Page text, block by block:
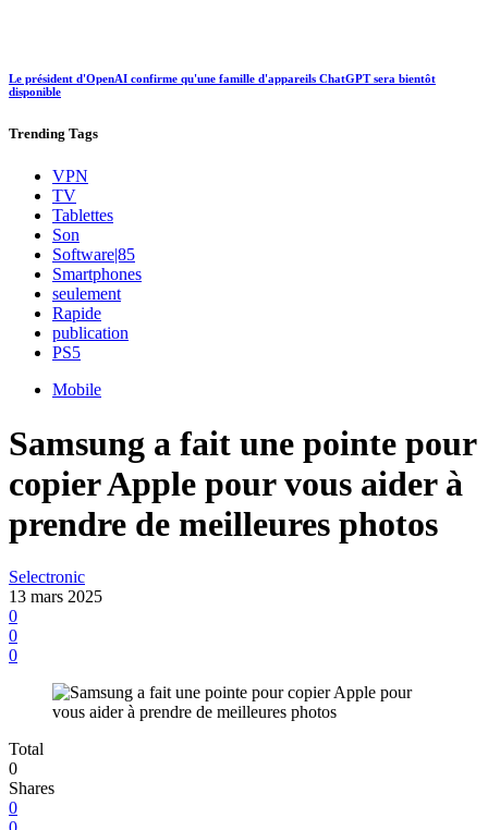
Le président d'OpenAI confirme qu'une famille d'appareils ChatGPT sera bientôt
disponible
Trending Tags
VPN
TV
Tablettes
Son
Software|85
Smartphones
seulement
Rapide
publication
PS5
Mobile
Samsung a fait une pointe pour
copier Apple pour vous aider à
prendre de meilleures photos
Selectronic
13 mars 2025
0
0
0
Total
0
Shares
0